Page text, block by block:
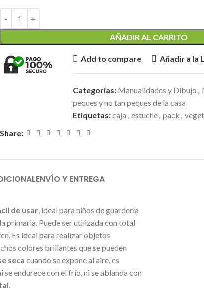
AÑADIR AL CARRITO
Add to compare Añadir a la
Categorías: Manualidades y Dibujo
peques y no tan peques de la casa
Etiquetas:caja estuche pack
Share:
ENVÍO Y ENTREGA
de usar , ideal para niños de guardería
primaria. Puede ser utilizada con total
Es ideal para realizar objetos
colores brillantes que se pueden
seca cuando se expone al aire, es
se endurece con el frío, ni se ablanda con